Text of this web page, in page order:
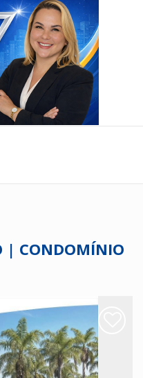
| CONDOMÍNIO